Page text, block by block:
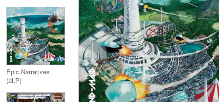
Epic Narratives
(2LP)